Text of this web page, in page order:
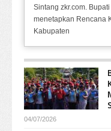
Sintang zkr.com.
menetapkan Rencana
Kabupaten
04/07/2026